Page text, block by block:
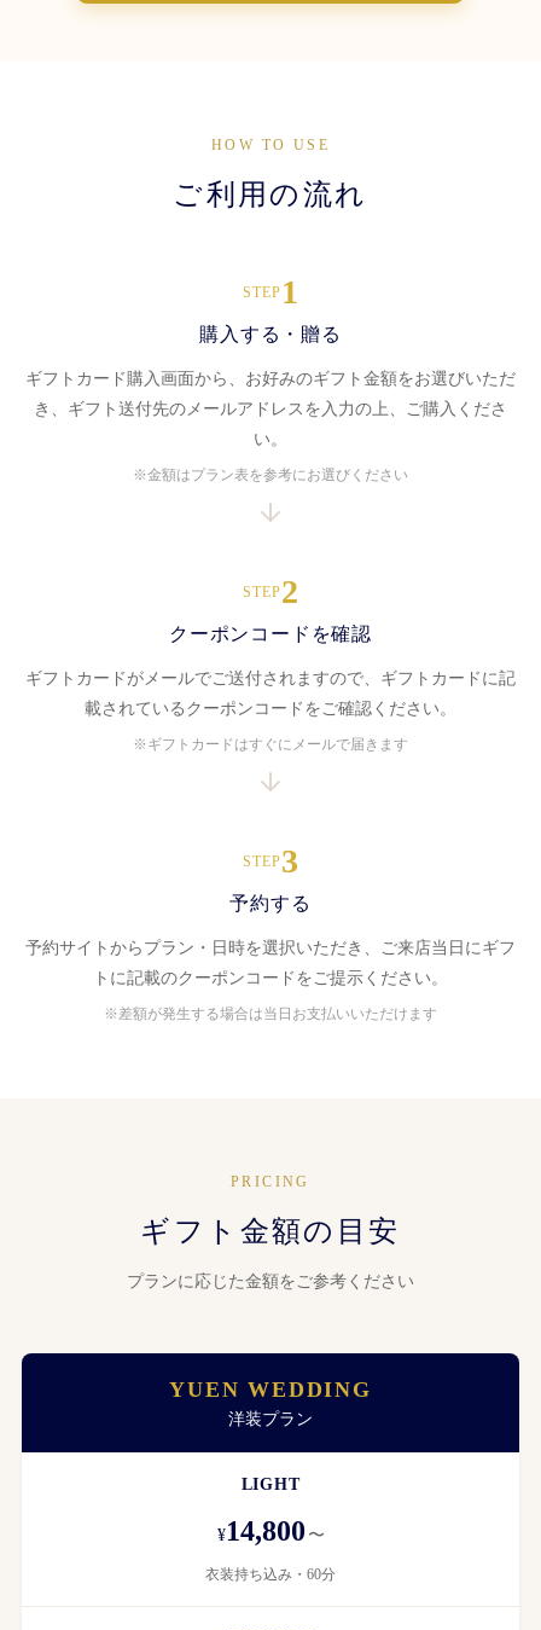
HOW TO USE
ご利用の流れ
STEP 1
購入する・贈る
ギフトカード購入画面から、お好みのギフト金額をお選びいただ
き、ギフト送付先のメールアドレスを入力の上、ご購入くださ
い。
※金額はプラン表を参考にお選びください
STEP2
クーポンコードを確認
ギフトカードがメールでご送付されますので、ギフトカードに記
載されているクーポンコードをご確認ください。
※ギフトカードはすぐにメールで届きます
STEP3
予約する
予約サイトからプラン・日時を選択いただき、ご来店当日にギフ
トに記載のクーポンコードをご提示ください。
※差額が発生する場合は当日お支払いいただけます
PRICING
ギフト金額の目安
プランに応じた金額をご参考ください
YUEN WEDDING
洋装プラン
LIGHT
¥14,800 〜
衣装持ち込み・60分